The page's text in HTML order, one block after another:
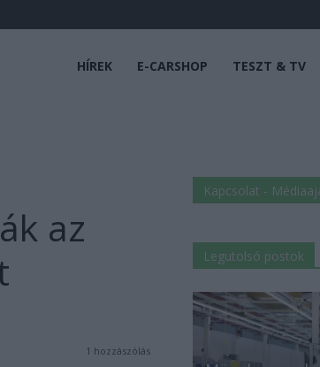
HÍREK E-CARSHOP TESZT & TV
az
1 hozzászólás
Kapcsolat -
Legutolsó postok